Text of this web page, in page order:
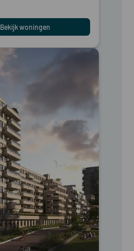
Bekijk woningen